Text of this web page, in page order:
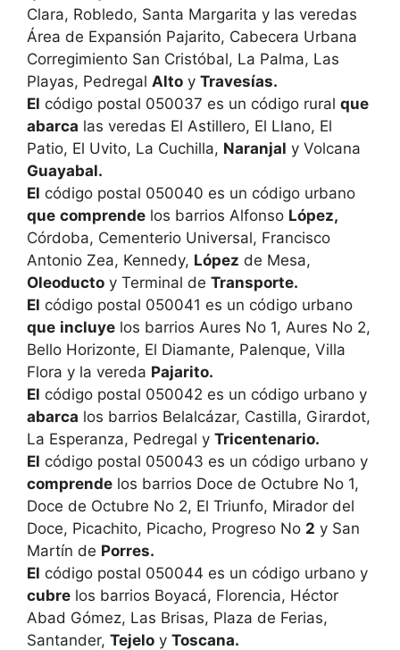
Clara, Robledo, Santa Margarita y las veredas
Área de Expansión Pajarito, Cabecera Urbana
Corregimiento San Cristóbal, La Palma, Las
Playas, Pedregal Alto y Travesías.
El código postal 050037 es un código rural que
abarca las veredas El Astillero, El Llano, El
Patio, El Uvito, La Cuchilla, Naranjal y Volcana
Guayabal.
El código postal 050040 es un código urbano
que comprende los barrios Alfonso López,
Córdoba, Cementerio Universal, Francisco
Antonio Zea, Kennedy, López de Mesa,
Oleoducto y Terminal de Transporte.
El código postal 050041 es un código urbano
que incluye los barrios Aures No 1, Aures No 2,
Bello Horizonte, El Diamante, Palenque, Villa
Flora y la vereda Pajarito.
El código postal 050042 es un código urbano y
abarca los barrios Belalcázar, Castilla, Girardot,
La Esperanza, Pedregal y Tricentenario.
El código postal 050043 es un código urbano y
comprende los barrios Doce de Octubre No 1,
Doce de Octubre No 2, El Triunfo, Mirador del
Doce, Picachito, Picacho, Progreso No 2 y San
Martín de Porres.
El código postal 050044 es un código urbano y
cubre los barrios Boyacá, Florencia, Héctor
Abad Gómez, Las Brisas, Plaza de Ferias,
Santander, Tejelo y Toscana.